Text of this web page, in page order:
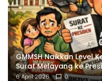
GMMSH Naikkan Level
Surat Melayang ke
6 April 2026 0